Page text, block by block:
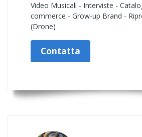
Video Musicali - Interviste -
commerce - Grow-up Brand -
(Drone)
Contatta